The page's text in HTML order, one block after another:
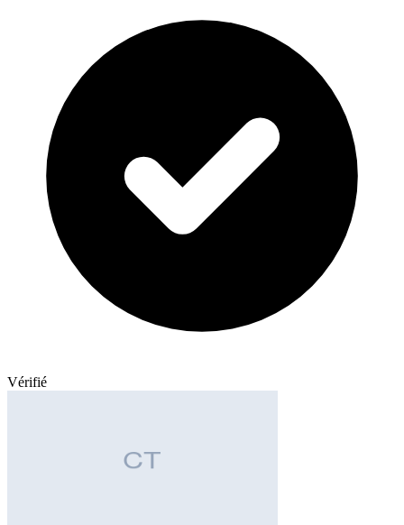
Vérifié